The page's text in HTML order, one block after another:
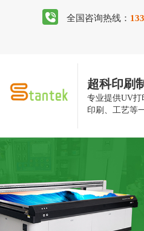
全国咨询热线：
超科印刷
专业提供UV打
印刷、工艺等